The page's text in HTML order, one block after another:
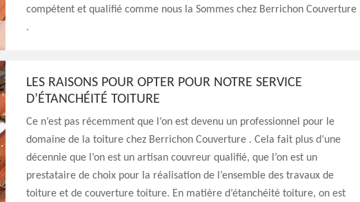
compétent et qualifié comme nous la Sommes chez Berrichon Couverture
.
LES RAISONS POUR OPTER POUR NOTRE SERVICE
D’ÉTANCHÉITÉ TOITURE
Ce n’est pas récemment que l’on est devenu un professionnel pour le
domaine de la toiture chez Berrichon Couverture . Cela fait plus d’une
décennie que l’on est un artisan couvreur qualifié, que l’on est un
prestataire de choix pour la réalisation de l’ensemble des travaux de
toiture et de couverture toiture. En matière d’étanchéité toiture, on est